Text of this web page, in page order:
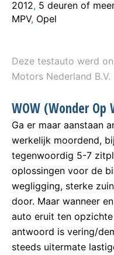
2012, 5 deuren of meer
MPV, Opel
Deze testauto werd
Motors Nederland B.V.
WOW (Wonder Op
Ga er maar aanstaan
werkelijk moordend,
tegenwoordig 5-7
oplossingen voor de
wegligging, sterke
door. Maar wanneer
auto eruit ten
antwoord is vering/
steeds uitermate